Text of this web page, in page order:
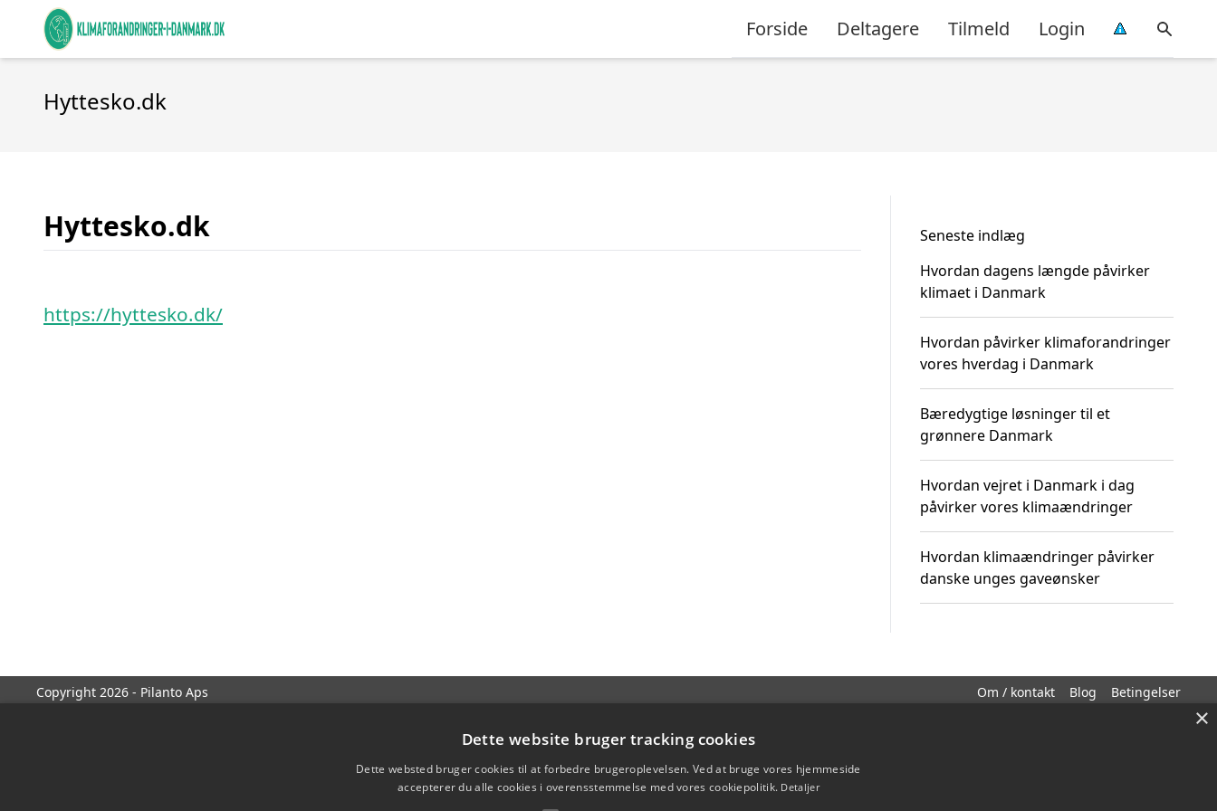
Forside Deltagere Tilmeld Login
Hyttesko.dk
Hyttesko.dk
https://hyttesko.dk/
Seneste indlæg
Hvordan dagens længde påvirker
klimaet i Danmark
Hvordan påvirker klimaforandringer
vores hverdag i Danmark
Bæredygtige løsninger til et
grønnere Danmark
Hvordan vejret i Danmark i dag
påvirker vores klimaændringer
Hvordan klimaændringer påvirker
danske unges gaveønsker
Copyright 2026 - Pilanto Aps Om / kontakt Blog Betingelser
×
Dette website bruger tracking cookies
Dette websted bruger cookies til at forbedre brugeroplevelsen. Ved at bruge vores hjemmeside
accepterer du alle cookies i overensstemmelse med vores cookiepolitik. Detaljer